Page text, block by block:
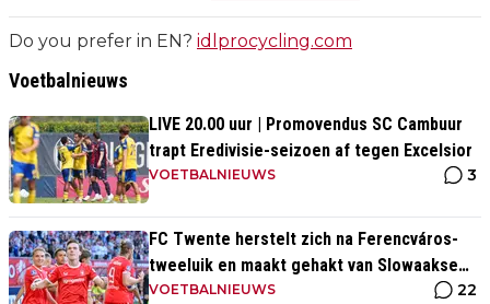
Do you prefer in EN? idlprocycling.com
Voetbalnieuws
LIVE 20.00 uur | Promovendus SC Cambuur
trapt Eredivisie-seizoen af tegen Excelsior
VOETBALNIEUWS 3
FC Twente herstelt zich na Ferencváros-
tweeluik en maakt gehakt van Slowaakse
opponent
VOETBALNIEUWS 22